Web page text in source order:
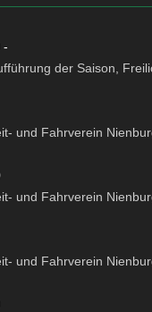
-
der Saison,
und Fahrverein
und Fahrverein
und Fahrverein